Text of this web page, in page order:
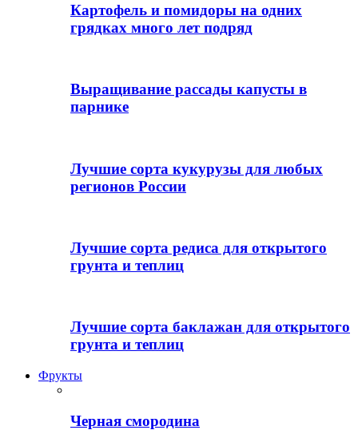
Картофель и помидоры на одних
грядках много лет подряд
Выращивание рассады капусты в
парнике
Лучшие сорта кукурузы для любых
регионов России
Лучшие сорта редиса для открытого
грунта и теплиц
Лучшие сорта баклажан для открытого
грунта и теплиц
Фрукты
Черная смородина